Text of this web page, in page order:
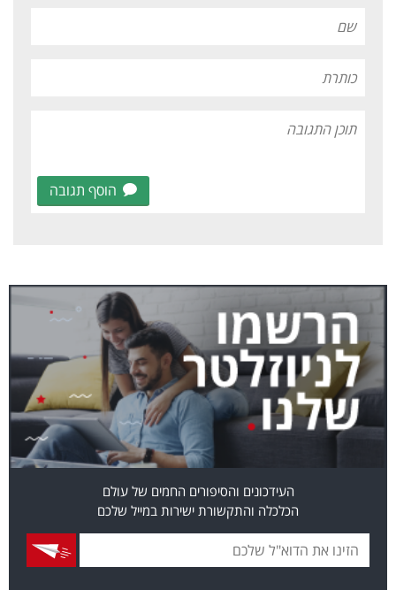
הוסף תגובה
העידכונים והסיפורים החמים של עולם
הכלכלה והתקשורת ישירות במייל שלכם